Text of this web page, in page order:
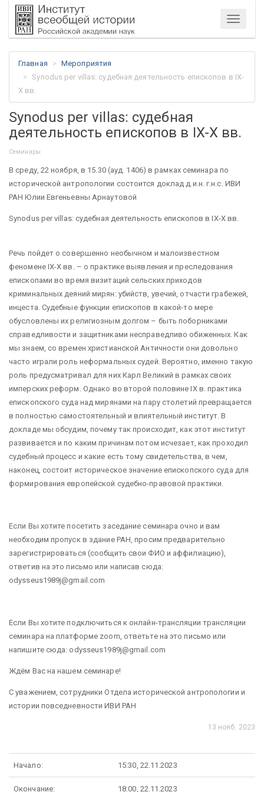
Меню
Главная
Мероприятия
Synodus per villas: судебная деятельность епископов в IX-
X вв.
Synodus per villas: судебная
деятельность епископов в IX-X вв.
Семинары
В среду, 22 ноября, в 15.30 (ауд. 1406) в рамках семинара по
исторической антропологии состоится доклад д.и.н. г.н.с. ИВИ
РАН Юлии Евгеньевны Арнаутовой
Synodus per villas: судебная деятельность епископов в IX-X вв.
Речь пойдет о совершенно необычном и малоизвестном
феномене IX-X вв. – о практике выявления и преследования
епископами во время визитаций сельских приходов
криминальных деяний мирян: убийств, увечий, отчасти грабежей,
инцеста. Судебные функции епископов в какой-то мере
обусловлены их религиозным долгом – быть поборниками
справедливости и защитниками несправедливо обиженных. Как
мы знаем, со времен христианской Античности они довольно
часто играли роль неформальных судей. Вероятно, именно такую
роль предусматривал для них Карл Великий в рамках своих
имперских реформ. Однако во второй половине IX в. практика
епископского суда над мирянами на пару столетий превращается
в полностью самостоятельный и влиятельный институт. В
докладе мы обсудим, почему так происходит, как этот институт
развивается и по каким причинам потом исчезает, как проходил
судебный процесс и какие есть тому свидетельства, в чем,
наконец, состоит историческое значение епископского суда для
формирования европейской судебно-правовой практики.
Если Вы хотите посетить заседание семинара очно и вам
необходим пропуск в здание РАН, просим предварительно
зарегистрироваться (сообщить свои ФИО и аффилиацию),
ответив на это письмо или написав сюда:
odysseus1989j@gmail.com
Если Вы хотите подключиться к онлайн-трансляции трансляции
семинара на платформе zoom, ответьте на это письмо или
напишите сюда: odysseus1989j@gmail.com
Ждём Вас на нашем семинаре!
С уважением, сотрудники Отдела исторической антропологии и
истории повседневности ИВИ РАН
13 нояб. 2023
Начало: 15:30, 22.11.2023
Окончание: 18:00, 22.11.2023